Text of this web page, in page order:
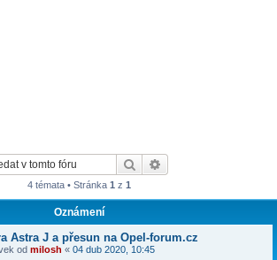
Hledat
4 témata • Stránka 1 z 1
Oznámení
Astra J a přesun na Opel-forum.cz
od milosh « 04 dub 2020, 10:45